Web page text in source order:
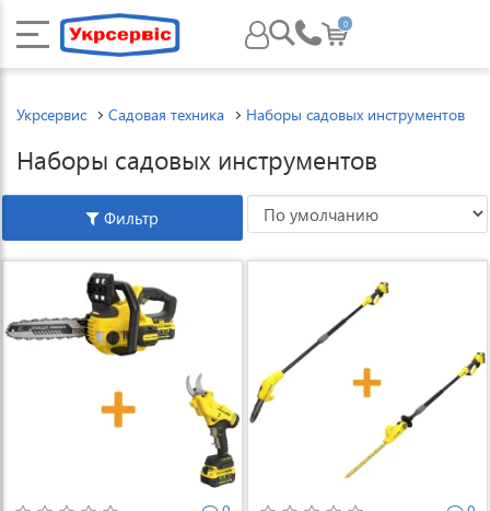
0
Укрсервис Садовая техника Наборы садовых инструментов
Наборы садовых инструментов
Фильтр